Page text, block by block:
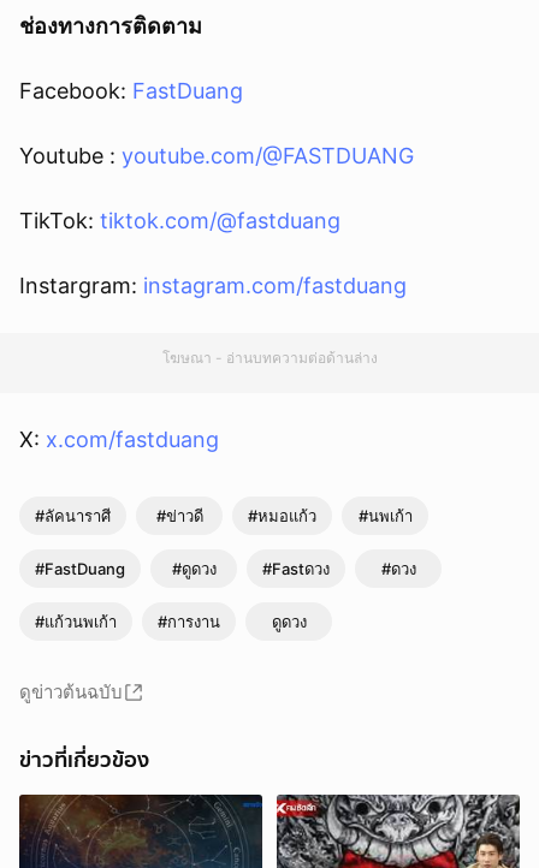
ช่องทางการติดตาม
Facebook: FastDuang
Youtube : youtube.com/@FASTDUANG
TikTok: tiktok.com/@fastduang
Instargram: instagram.com/fastduang
โฆษณา - อ่านบทความต่อด้านล่าง
X: x.com/fastduang
#ลัคนาราศี #ข่าวดี #หมอแก้ว #นพเก้า
#FastDuang #ดูดวง #Fastดวง #ดวง
#แก้วนพเก้า #การงาน ดูดวง
ดูข่าวต้นฉบับ
ข่าวที่เกี่ยวข้อง